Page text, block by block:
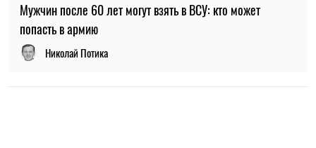
Мужчин после 60 лет могут взять в ВСУ: кто может
попасть в армию
Николай Потика